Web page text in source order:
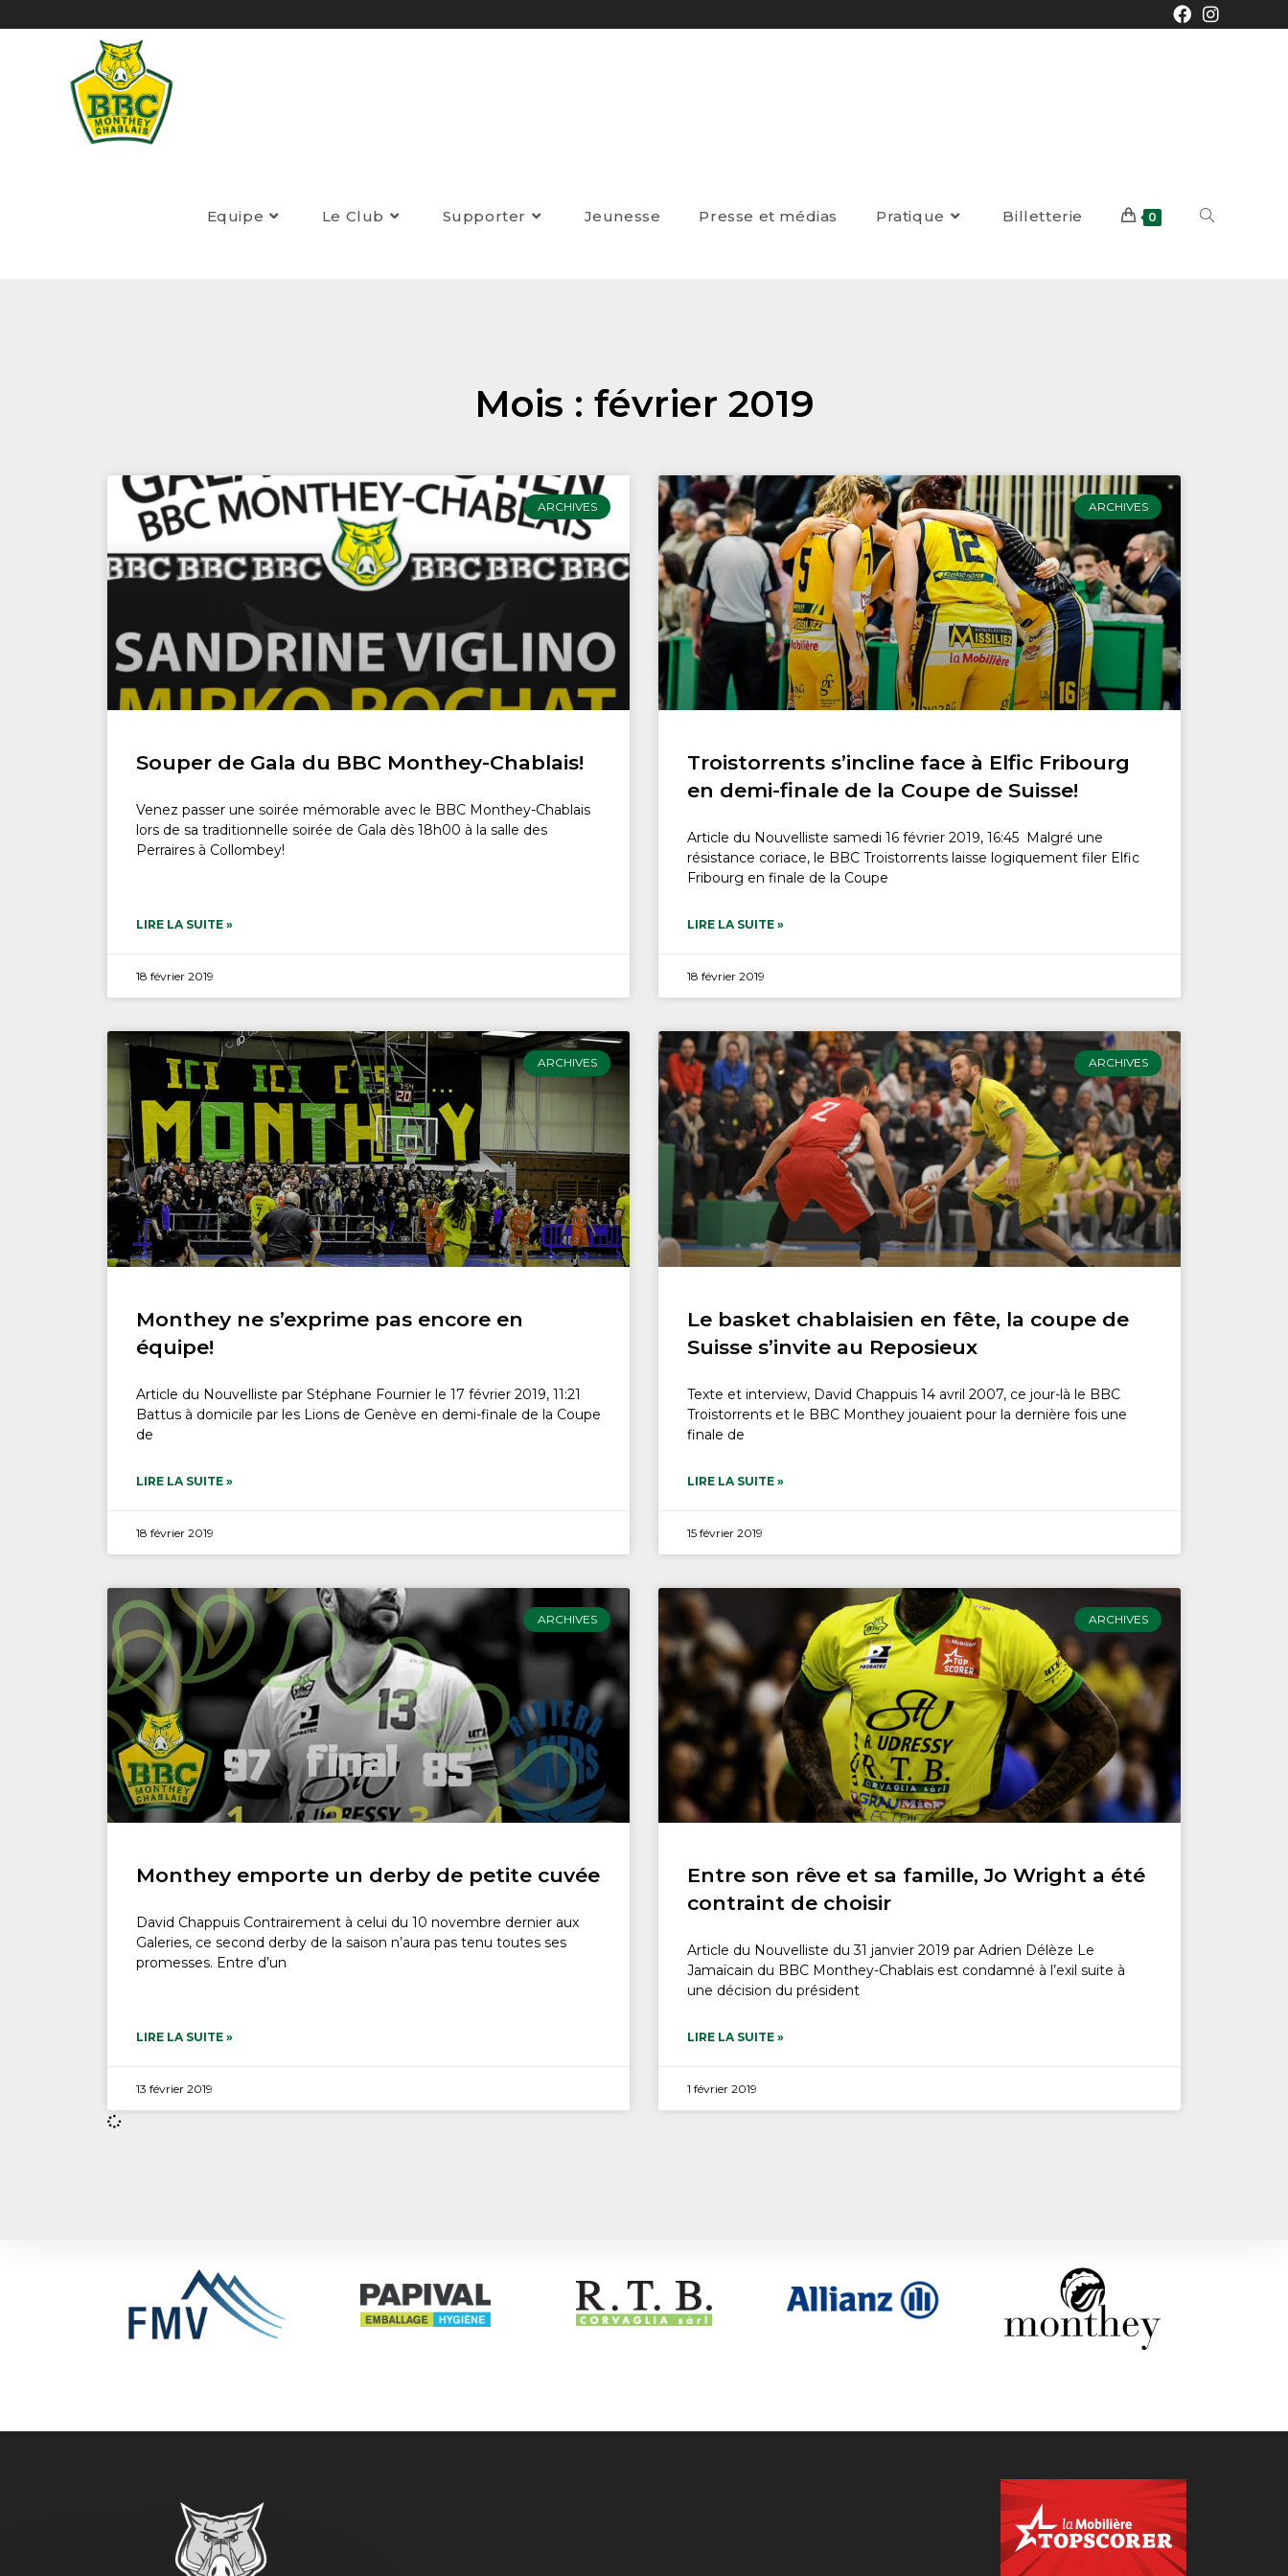
Equipe Le Club Supporter Jeunesse Presse et médias Pratique Billetterie 0
Mois : février 2019
ARCHIVES
Souper de Gala du BBC Monthey-Chablais!
Venez passer une soirée mémorable avec le BBC Monthey-Chablais
lors de sa traditionnelle soirée de Gala dès 18h00 à la salle des
Perraires à Collombey!
LIRE LA SUITE »
18 février 2019
ARCHIVES
Troistorrents s’incline face à Elfic Fribourg
en demi-finale de la Coupe de Suisse!
Article du Nouvelliste samedi 16 février 2019, 16:45 Malgré une
résistance coriace, le BBC Troistorrents laisse logiquement filer Elfic
Fribourg en finale de la Coupe
LIRE LA SUITE »
18 février 2019
ARCHIVES
Monthey ne s’exprime pas encore en
équipe!
Article du Nouvelliste par Stéphane Fournier le 17 février 2019, 11:21
Battus à domicile par les Lions de Genève en demi-finale de la Coupe
de
LIRE LA SUITE »
18 février 2019
ARCHIVES
Le basket chablaisien en fête, la coupe de
Suisse s’invite au Reposieux
Texte et interview, David Chappuis 14 avril 2007, ce jour-là le BBC
Troistorrents et le BBC Monthey jouaient pour la dernière fois une
finale de
LIRE LA SUITE »
15 février 2019
ARCHIVES
Monthey emporte un derby de petite cuvée
David Chappuis Contrairement à celui du 10 novembre dernier aux
Galeries, ce second derby de la saison n’aura pas tenu toutes ses
promesses. Entre d’un
LIRE LA SUITE »
13 février 2019
ARCHIVES
Entre son rêve et sa famille, Jo Wright a été
contraint de choisir
Article du Nouvelliste du 31 janvier 2019 par Adrien Délèze Le
Jamaïcain du BBC Monthey-Chablais est condamné à l’exil suite à
une décision du président
LIRE LA SUITE »
1 février 2019